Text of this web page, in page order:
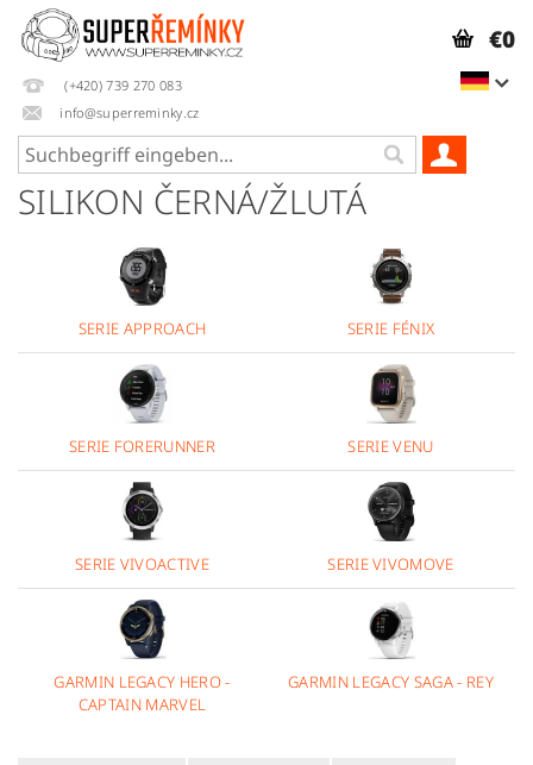
(+420) 739 270 083
info@superreminky.cz
€0
SILIKON ČERNÁ/ŽLUTÁ
SERIE APPROACH SERIE FÉNIX
SERIE FORERUNNER SERIE VENU
SERIE VIVOACTIVE SERIE VIVOMOVE
GARMIN LEGACY HERO -
CAPTAIN MARVEL
GARMIN LEGACY SAGA - REY